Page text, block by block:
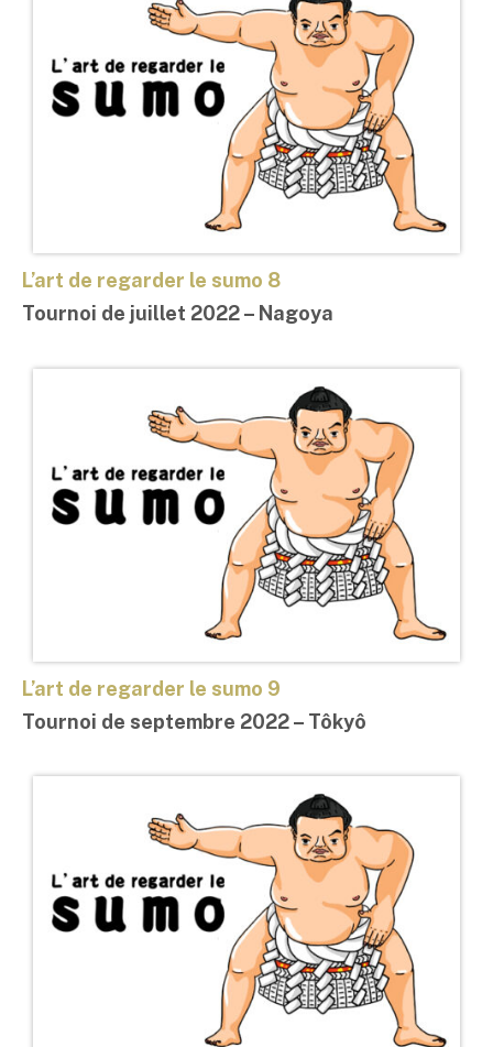
L’art de regarder le sumo 8
Tournoi de juillet 2022 – Nagoya
L’art de regarder le sumo 9
Tournoi de septembre 2022 – Tôkyô